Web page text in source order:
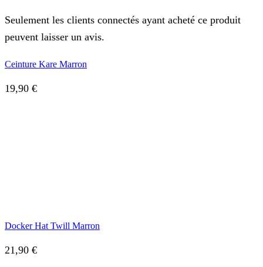
Seulement les clients connectés ayant acheté ce produit
peuvent laisser un avis.
Ceinture Kare Marron
19,90 €
Docker Hat Twill Marron
21,90 €